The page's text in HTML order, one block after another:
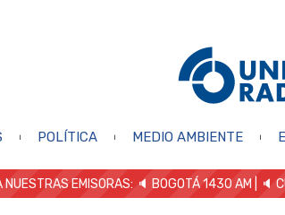
POLÍTICA MEDIO AMBIENTE
NUESTRAS EMISORAS: 🔈 BOGOTÁ 1430 AM | 🔈